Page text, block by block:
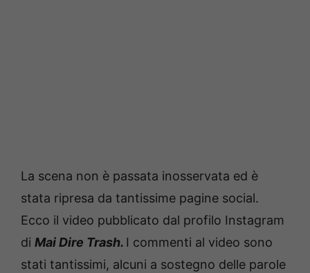
La scena non è passata inosservata ed è
stata ripresa da tantissime pagine social.
Ecco il video pubblicato dal profilo Instagram
di Mai Dire Trash. I commenti al video sono
stati tantissimi, alcuni a sostegno delle parole